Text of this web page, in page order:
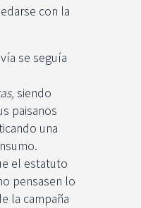
con la
se seguía
siendo
paisanos
una
el estatuto
pensasen lo
la campaña